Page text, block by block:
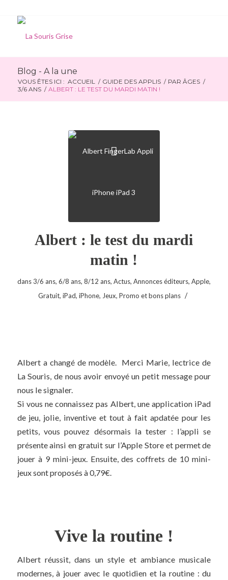
Blog - A la une
VOUS ÊTES ICI : ACCUEIL / GUIDE DES APPLIS / PAR ÂGES /
3/6 ANS / ALBERT : LE TEST DU MARDI MATIN !
Albert : le test du mardi
matin !
dans3/6 ans, 6/8 ans, 8/12 ans, Actus, Annonces éditeurs, Apple,
Gratuit, iPad, iPhone, Jeux, Promo et bons plans /
Albert a changé de modèle. Merci Marie, lectrice de
La Souris, de nous avoir envoyé un petit message pour
nous le signaler.
Si vous ne connaissez pas Albert, une application iPad
de jeu, jolie, inventive et tout à fait apdatée pour les
petits, vous pouvez désormais la tester : l’appli se
présente ainsi en gratuit sur l’Apple Store et permet de
jouer à 9 mini-jeux. Ensuite, des coffrets de 10 mini-
jeux sont proposés à 0,79€.
Vive la routine !
Albert réussit, dans un style et ambiance musicale
modernes, à jouer avec le quotidien et la routine : du